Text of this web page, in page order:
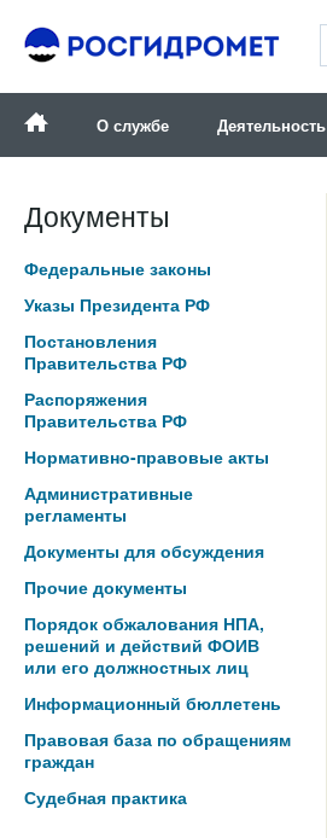
О службе Деятельность
Документы
Федеральные законы
Указы Президента РФ
Постановления
Правительства РФ
Распоряжения
Правительства РФ
Нормативно-правовые акты
Административные
регламенты
Документы для обсуждения
Прочие документы
Порядок обжалования НПА,
решений и действий ФОИВ
или его должностных лиц
Информационный бюллетень
Правовая база по обращениям
граждан
Судебная практика